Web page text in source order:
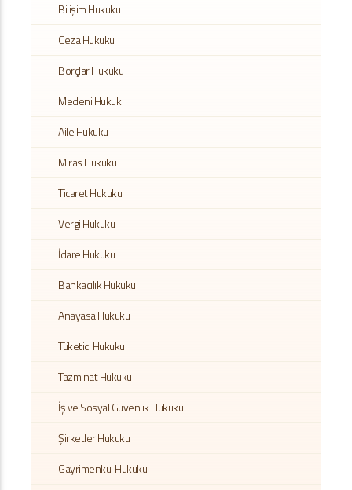
Bilişim Hukuku
Ceza Hukuku
Borçlar Hukuku
Medeni Hukuk
Aile Hukuku
Miras Hukuku
Ticaret Hukuku
Vergi Hukuku
İdare Hukuku
Bankacılık Hukuku
Anayasa Hukuku
Tüketici Hukuku
Tazminat Hukuku
İş ve Sosyal Güvenlik Hukuku
Şirketler Hukuku
Gayrimenkul Hukuku